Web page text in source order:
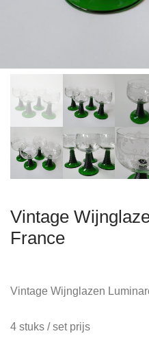
Vintage
France
Vintage Wijnglazen
4 stuks / set prijs